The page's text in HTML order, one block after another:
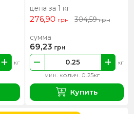
кг
цена за 1 кг
276,90 грн 304,59грн
мин. колич. 0.25кг
кг
сумма
69,23 грн
Купить